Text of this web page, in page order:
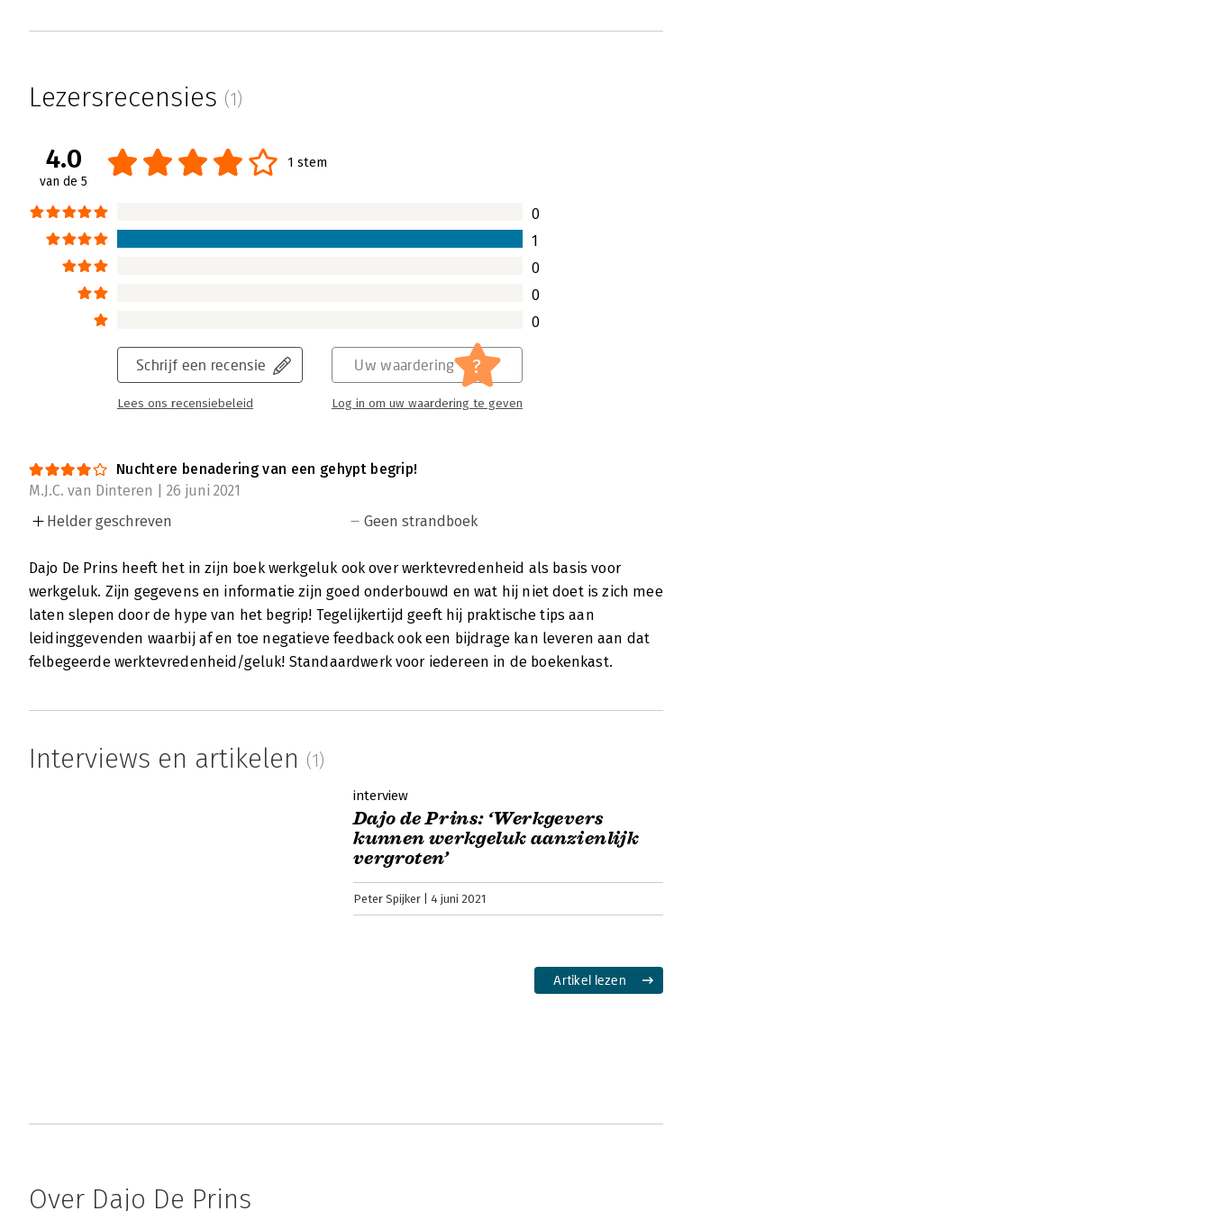
Lezersrecensies (1)
4.0
van de 5
1 stem
0
1
0
0
0
Schrijf een recensie
Lees ons recensiebeleid
Uw waardering ?
Log in om uw waardering te geven
Nuchtere benadering van een gehypt begrip!
M.J.C. van Dinteren | 26 juni 2021
Helder geschreven
Geen strandboek
Dajo De Prins heeft het in zijn boek werkgeluk ook over werktevredenheid als basis voor
werkgeluk. Zijn gegevens en informatie zijn goed onderbouwd en wat hij niet doet is zich mee
laten slepen door de hype van het begrip! Tegelijkertijd geeft hij praktische tips aan
leidinggevenden waarbij af en toe negatieve feedback ook een bijdrage kan leveren aan dat
felbegeerde werktevredenheid/geluk! Standaardwerk voor iedereen in de boekenkast.
Interviews en artikelen (1)
interview
Dajo de Prins: ‘Werkgevers
kunnen werkgeluk aanzienlijk
vergroten’
Peter Spijker 4 juni 2021
Artikel lezen
Over Dajo De Prins